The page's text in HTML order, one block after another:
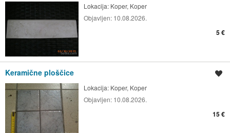
Lokacija: Koper, Koper
Objavljen: 10.08.2026.
5 €
Keramične ploščice
Lokacija: Koper, Koper
Objavljen: 10.08.2026.
15 €